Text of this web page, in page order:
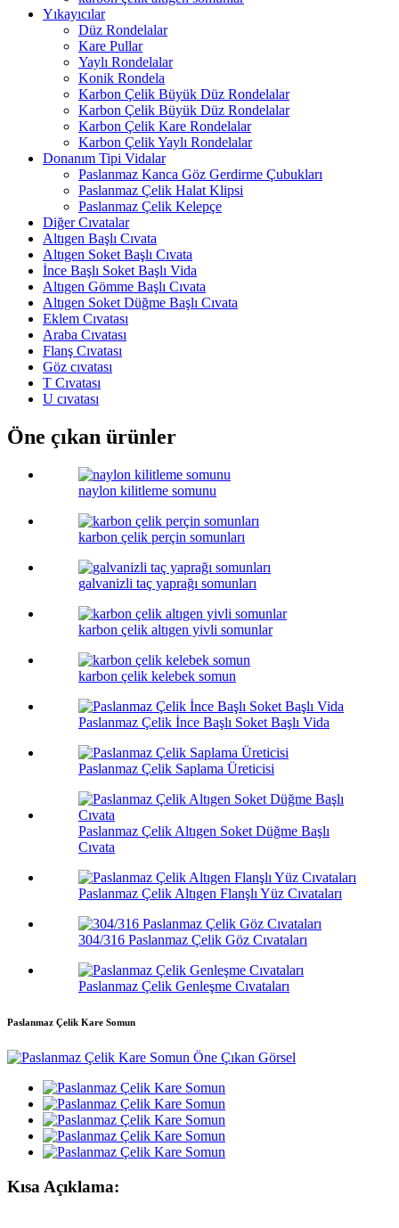
Yıkayıcılar
Düz Rondelalar
Kare Pullar
Yaylı Rondelalar
Konik Rondela
Karbon Çelik Büyük Düz Rondelalar
Karbon Çelik Büyük Düz Rondelalar
Karbon Çelik Kare Rondelalar
Karbon Çelik Yaylı Rondelalar
Donanım Tipi Vidalar
Paslanmaz Kanca Göz Gerdirme Çubukları
Paslanmaz Çelik Halat Klipsi
Paslanmaz Çelik Kelepçe
Diğer Cıvatalar
Altıgen Başlı Cıvata
Altıgen Soket Başlı Cıvata
İnce Başlı Soket Başlı Vida
Altıgen Gömme Başlı Cıvata
Altıgen Soket Düğme Başlı Cıvata
Eklem Cıvatası
Araba Cıvatası
Flanş Cıvatası
Göz cıvatası
T Cıvatası
U cıvatası
Öne çıkan ürünler
naylon kilitleme somunu
karbon çelik perçin somunları
galvanizli taç yaprağı somunları
karbon çelik altıgen yivli somunlar
karbon çelik kelebek somun
Paslanmaz Çelik İnce Başlı Soket Başlı Vida
Paslanmaz Çelik Saplama Üreticisi
Paslanmaz Çelik Altıgen Soket Düğme Başlı
Cıvata
Paslanmaz Çelik Altıgen Flanşlı Yüz Cıvataları
304/316 Paslanmaz Çelik Göz Cıvataları
Paslanmaz Çelik Genleşme Cıvataları
Paslanmaz Çelik Kare Somun
Kısa Açıklama: